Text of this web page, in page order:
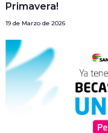
Primavera!
19 de Marzo de 2026